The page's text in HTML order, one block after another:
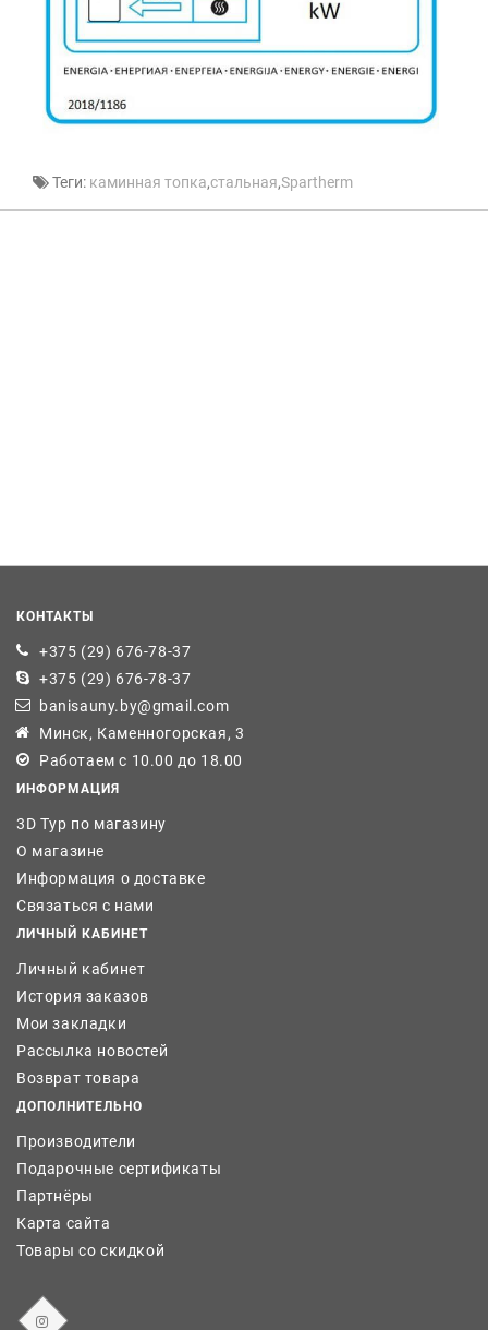
Теги: каминная топка,стальная,Spartherm
КОНТАКТЫ
+375 (29) 676-78-37
+375 (29) 676-78-37
banisauny.by@gmail.com
Минск, Каменногорская, 3
Работаем с 10.00 до 18.00
ИНФОРМАЦИЯ
3D Тур по магазину
О магазине
Информация о доставке
Связаться с нами
ЛИЧНЫЙ КАБИНЕТ
Личный кабинет
История заказов
Мои закладки
Рассылка новостей
Возврат товара
ДОПОЛНИТЕЛЬНО
Производители
Подарочные сертификаты
Партнёры
Карта сайта
Товары со скидкой